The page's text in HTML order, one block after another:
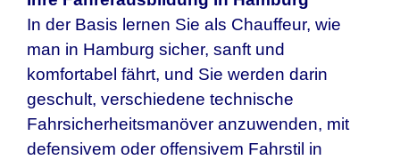
In der Basis lernen Sie als Chauffeur, wie
man in Hamburg sicher, sanft und
komfortabel fährt, und Sie werden darin
geschult, verschiedene technische
Fahrsicherheitsmanöver anzuwenden, mit
defensivem oder offensivem Fahrstil in